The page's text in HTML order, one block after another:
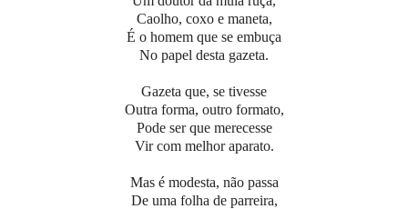
Caolho, coxo e maneta,
É o homem que se embuça
No papel desta gazeta.
Gazeta que, se tivesse
Outra forma, outro formato,
Pode ser que merecesse
Vir com melhor aparato.
Mas é modesta, não passa
De uma folha de parreira,